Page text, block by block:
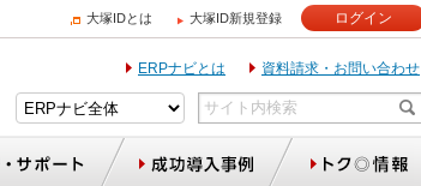
大塚IDとは 大塚ID新規登録 ログイン
ERPナビとは 資料請求・お問い合わせ